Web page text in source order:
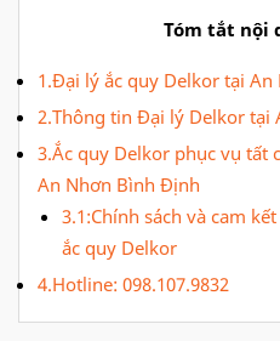
Tóm tắt nội
1.Đại lý ắc quy Delkor tại
2.Thông tin Đại lý Delkor tại
3.Ắc quy Delkor phục vụ tất
An Nhơn Bình Định
3.1:Chính sách và cam
ắc quy Delkor
4.Hotline: 098.107.9832